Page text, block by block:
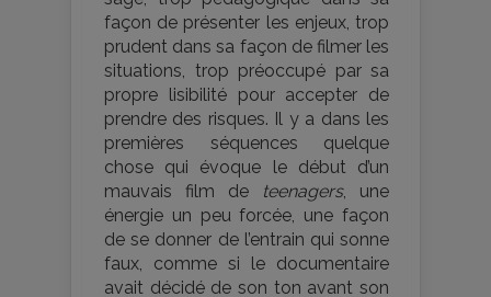
façon de présenter les enjeux, trop
prudent dans sa façon de filmer les
situations, trop préoccupé par sa
propre lisibilité pour accepter de
prendre des risques. Il y a dans les
premières séquences quelque
chose qui évoque le début d’un
mauvais film de
teenagers, une
énergie un peu forcée, une façon
de se donner de l’entrain qui sonne
faux, comme si le documentaire
avait décidé de son ton avant son